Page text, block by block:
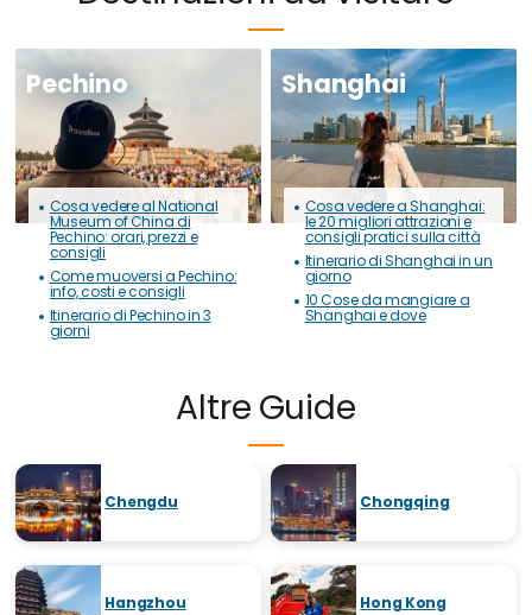
Pechino
Cosa vedere al National
Museum of China di
Pechino: orari, prezzi e
consigli
Come muoversi a Pechino:
info, costi e consigli
Itinerario di Pechino in 3
giorni
Shanghai
Cosa vedere a Shanghai:
le 20 migliori attrazioni e
consigli pratici sulla città
Itinerario di Shanghai in un
giorno
10 Cose da mangiare a
Shanghai e dove
Altre Guide
Chengdu Chongqing
Hangzhou Hong Kong